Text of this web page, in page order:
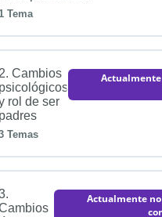
1 Tema
Lección
Bienvenida a nuestro Curso
2. Cambios
psicológicos
rol de ser
padres
Temas
Actualmente
Lección
Actualmente